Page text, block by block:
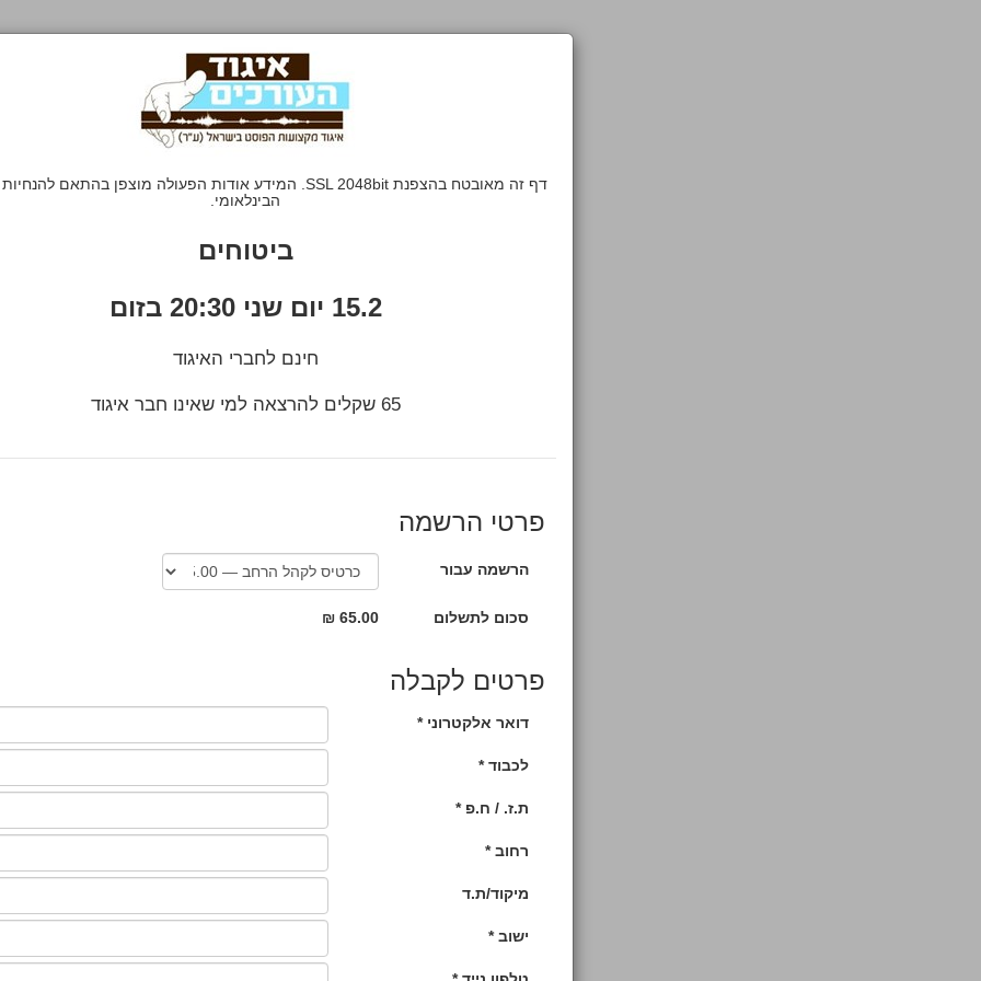
הבינלאומי.
ביטוחים
15.2 יום שני 20:30 בזום
חינם לחברי האיגוד
65 שקלים להרצאה למי שאינו חבר איגוד
פרטי הרשמה
הרשמה עבור
סכום לתשלום 65.00 ₪
פרטים לקבלה
דואר אלקטרוני *
לכבוד *
ת.ז. / ח.פ *
רחוב *
מיקוד/ת.ד
ישוב *